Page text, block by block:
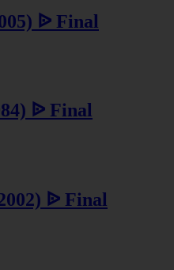
ᐉ Final
ᐉ Final
ᐉ Final